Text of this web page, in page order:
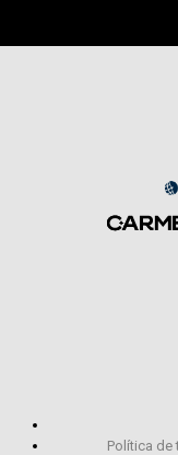
Política de